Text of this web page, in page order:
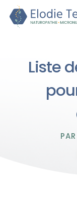
Liste
PAR